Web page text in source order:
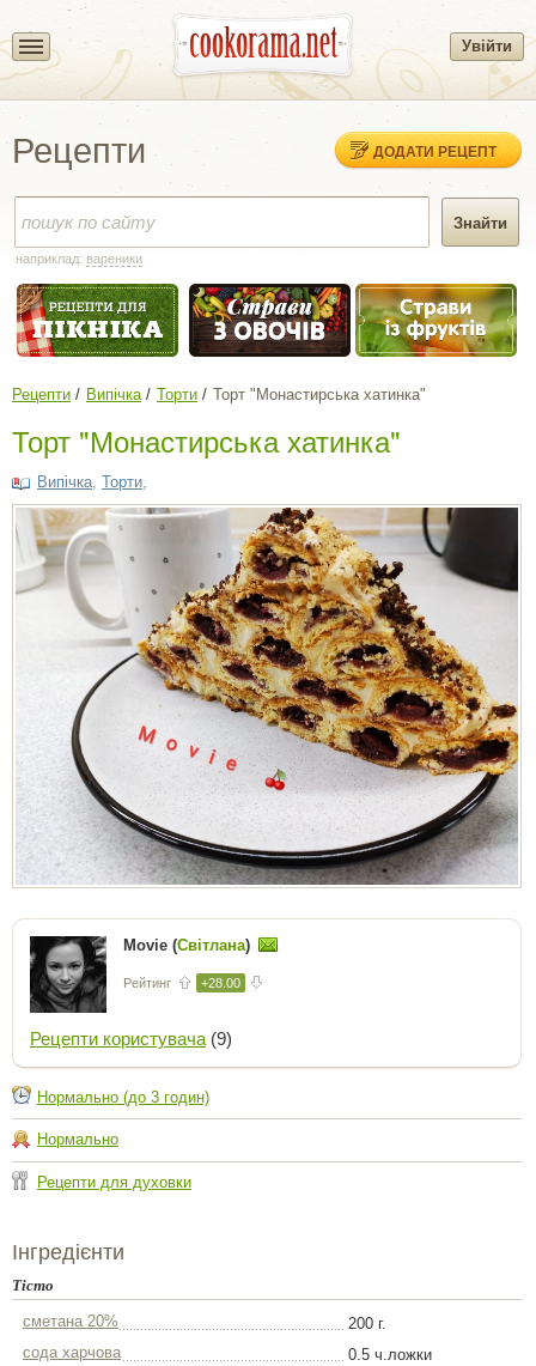
Увійти
Рецепти ДОДАТИ РЕЦЕПТ
наприклад: вареники
Рецепти Випічка Торти Торт "Монастирська хатинка"
Торт "Монастирська хатинка"
Випічка Торти
Movie (Світлана)
Рейтинг +28.00
Рецепти користувача (9)
Нормально (до 3 годин)
Нормально
Рецепти для духовки
Інгредієнти
Тісто
сметана 20%
200 г.
сода харчова
0.5 ч.ложки